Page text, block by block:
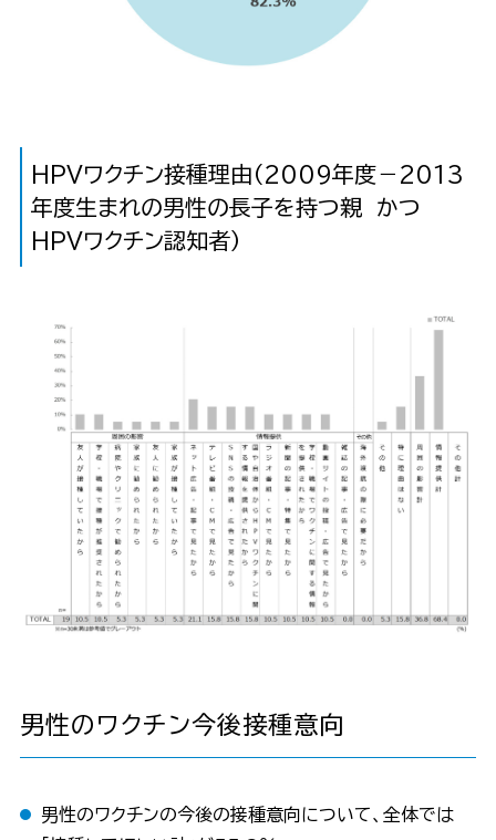
HPVワクチン接種理由（2009年度－2013
年度生まれの男性の長子を持つ親 かつ
HPVワクチン認知者）
男性のワクチン今後接種意向
男性のワクチンの今後の接種意向について、全体では